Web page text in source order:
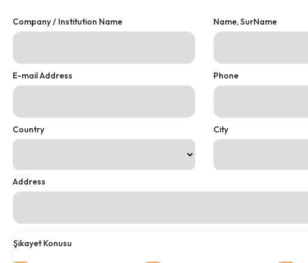
Company / Institution Name Name, SurName
E-mail Address Phone
Country City
Address
Şikayet Konusu